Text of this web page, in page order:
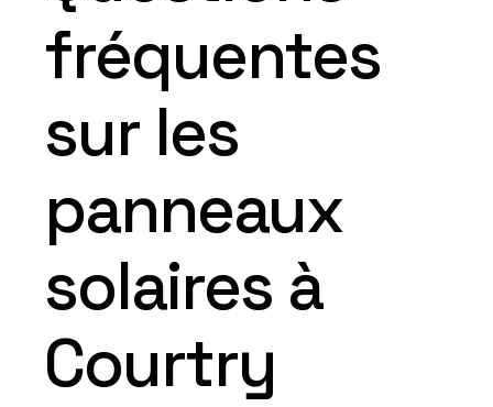
fréquentes
sur les
panneaux
solaires à
Courtry